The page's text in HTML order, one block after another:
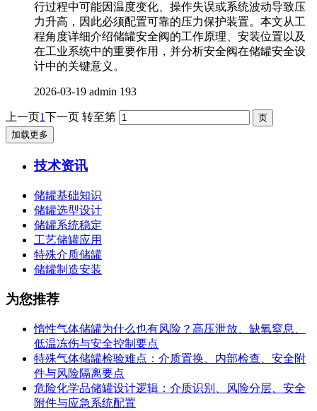
行过程中可能因温度变化、操作失误或系统波动导致压
力升高，因此必须配置可靠的压力保护装置。本文从工
程角度详细介绍储罐安全阀的工作原理、安装位置以及
在工业系统中的重要作用，并分析安全阀在储罐安全设
计中的关键意义。
2026-03-19 admin 193
上一页1下一页 转至第
加载更多
技术资讯
储罐基础知识
储罐选型设计
储罐系统稳定
工艺储罐应用
特殊介质储罐
储罐制造安装
为您推荐
惰性气体储罐为什么也有风险？高压泄放、缺氧窒息、
低温冻伤与安全控制要点
特殊气体储罐检验难点：介质置换、内部检查、安全附
件与风险隔离要点
危险化学品储罐设计逻辑：介质识别、风险分层、安全
附件与应急系统配置